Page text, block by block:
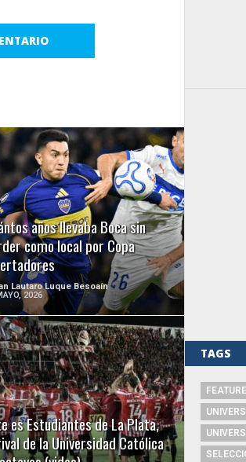
años llevaba Boca sin
como local por Copa
Lautaro Luque Besoaín
2026
LEER MÁS
es Estudiantes de La Plata,
de la Universidad Católica
LEER MÁS
TAGS